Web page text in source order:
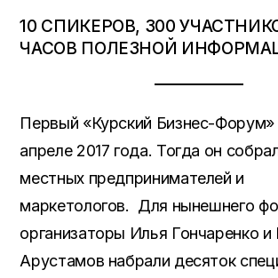
10 СПИКЕРОВ, 300
ЧАСОВ ПОЛЕЗНОЙ
Первый «Курский Бизнес-
апреле 2017 года. Тогда он
местных предпринимателей и
маркетологов. Для нынешнего
организаторы Илья Гончаренко
Арустамов набрали десяток